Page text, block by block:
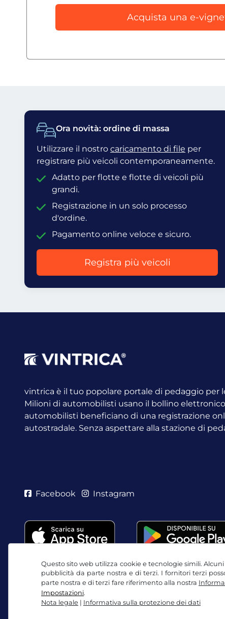
Questo sito web utilizza cookie e tecnologie simili.
pubblicità da parte nostra e di terzi. I fornitori terzi
parte nostra e di terzi fare riferimento alla nostra
Impostazioni.
Nota legale | Informativa sulla protezione dei dati
Acquista una e-
Ora novità: ordine di massa
Utilizzare il nostro caricamento di file per
registrare più veicoli contemporaneamente.
Adatto per flotte e flotte di veicoli più
grandi.
Registrazione in un solo processo
d'ordine.
Pagamento online veloce e sicuro.
Registra più veicoli
vintrica è il tuo popolare portale di pedaggio per
Milioni di automobilisti usano il bollino
automobilisti beneficiano di una registrazione
autostradale. Senza aspettare alla stazione di
Facebook Instagram